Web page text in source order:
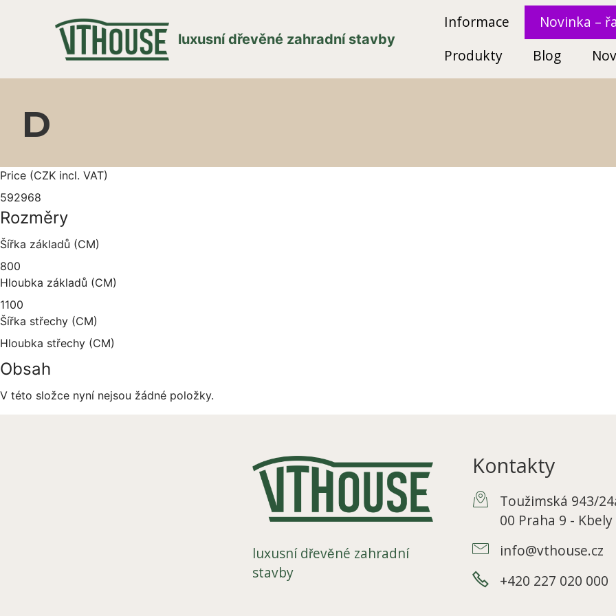
luxusní dřevěné zahradní stavby
Informace
Novinka –
Produkty
Blog
D
Price (CZK incl. VAT)
592968
Rozměry
Šířka základů (CM)
800
Hloubka základů (CM)
1100
Šířka střechy (CM)
Hloubka střechy (CM)
Obsah
V této složce nyní nejsou žádné položky.
luxusní dřevěné zahradní
stavby
Kontakty
Toužimská 943/
00 Praha 9 - Kbely
info@vthouse.cz
+420 227 020 000